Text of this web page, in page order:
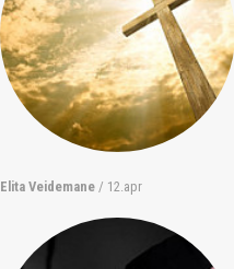
Elita Veidemane / 12.apr